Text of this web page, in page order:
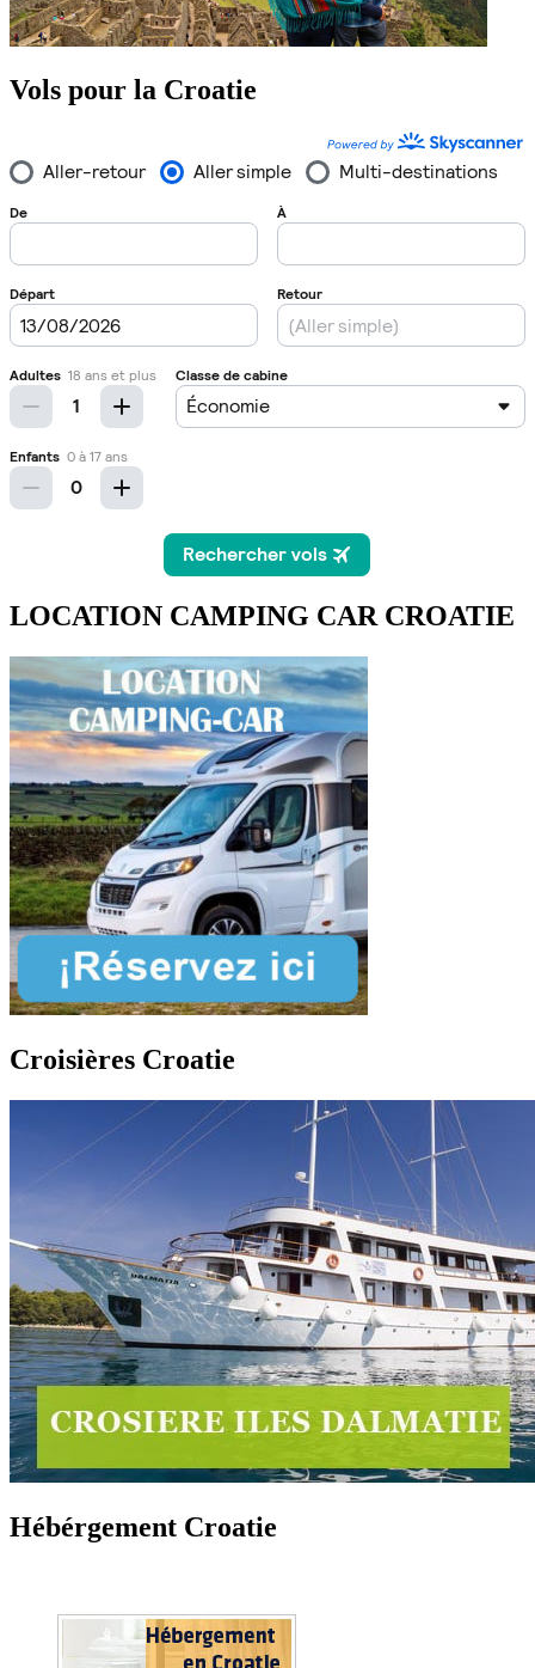
Vols pour la Croatie
LOCATION CAMPING CAR CROATIE
Croisières Croatie
Hébérgement Croatie